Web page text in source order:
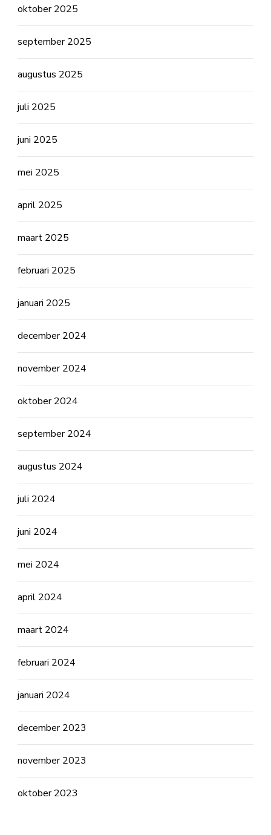
oktober 2025
september 2025
augustus 2025
juli 2025
juni 2025
mei 2025
april 2025
maart 2025
februari 2025
januari 2025
december 2024
november 2024
oktober 2024
september 2024
augustus 2024
juli 2024
juni 2024
mei 2024
april 2024
maart 2024
februari 2024
januari 2024
december 2023
november 2023
oktober 2023